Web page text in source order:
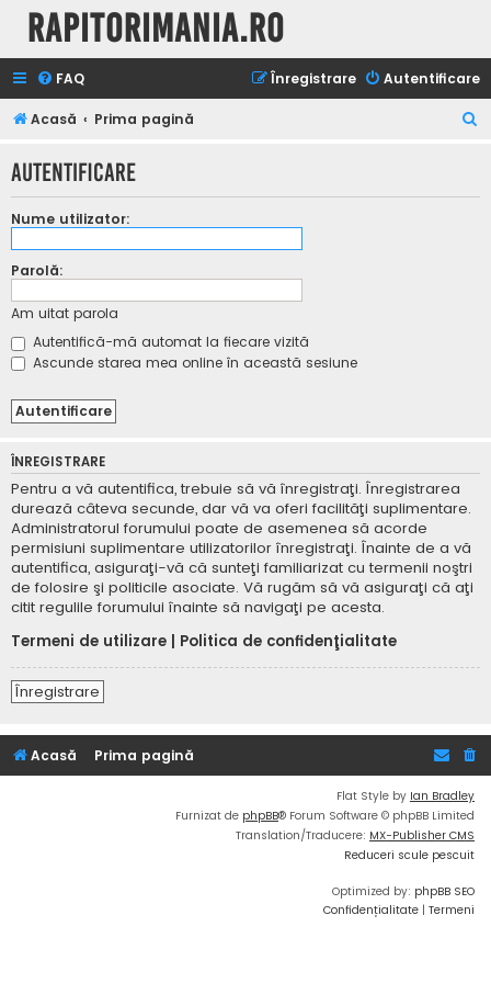
Rapitorimania.ro
FAQ Autentificare
Înregistrare
Acasă Prima pagină
t
Autentificare
Nume utilizator:
Parolă:
Am uitat parola
Autentifică-mă automat la fiecare vizită
Ascunde starea mea online în această sesiune
ÎNREGISTRARE
Pentru a vă autentifica, trebuie să vă înregistraţi. Înregistrarea
durează câteva secunde, dar vă va oferi facilităţi suplimentare.
Administratorul forumului poate de asemenea să acorde
permisiuni suplimentare utilizatorilor înregistraţi. Înainte de a vă
autentifica, asiguraţi-vă că sunteţi familiarizat cu termenii noştri
de folosire şi politicile asociate. Vă rugăm să vă asiguraţi că aţi
citit regulile forumului înainte să navigaţi pe acesta.
Termeni de utilizare
Politica de confidenţialitate
Înregistrare
Acasă Prima pagină
Flat Style by Ian Bradley
Furnizat de phpBB® Forum Software © phpBB Limited
Translation/Traducere: MX-Publisher CMS
Reduceri scule pescuit
Optimized by: phpBB SEO
Confidențialitate | Termeni